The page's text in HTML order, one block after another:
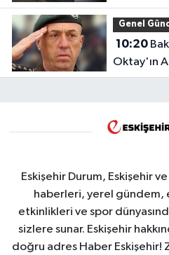
Genel
10:20Bakan Gürlek, Behçet
Oktay'ın
Eskişehir Durum, Eskişehir
haberleri, yerel gündem,
etkinlikleri ve spor
sizlere sunar. Eskişehir
doğru adres Haber Eskişehir!